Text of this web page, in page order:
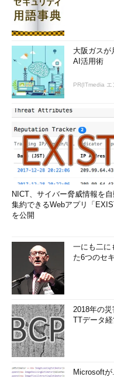
大阪ガス
AI活用術
PR(ITmedia エ
NICT、サイバー脅威情報を
集約できるWebアプリ「
を公開
一にも二
た6つのセ
2018年の
TTデータ
Microsoft